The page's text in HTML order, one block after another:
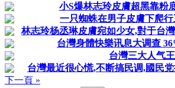
小S爆林志玲皮膚超黑靠粉
一只蜘蛛在男子皮膚下爬
林志玲杨丞琳皮膚宛如少女,對于台
台灣身體快樂讯息大调查
台灣三大人气
台灣最近很心慌,不断搞民调,國民
下一頁 »